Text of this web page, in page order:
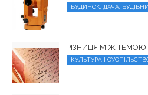
БУДИНОК, ДАЧА,
РІЗНИЦЯ МІЖ ТЕМОЮ
КУЛЬТУРА І